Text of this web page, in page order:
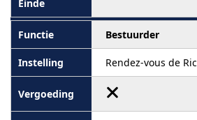
Bestuurder
Rendez-vous de